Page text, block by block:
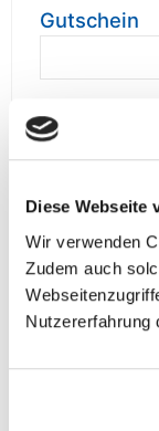
Diese Webseite
Wir verwenden
Zudem auch
Nutzererfahrung
Gutschein
**Halbes
Personen teilen
nach Reise) bei
reduzierten oder
Finden wir eine/n
Zuschlag zurück.
Unsere Reisen